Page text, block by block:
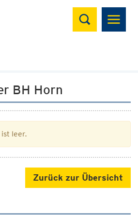
Suchen
BH Horn
leer.
Zurück zur Übersicht